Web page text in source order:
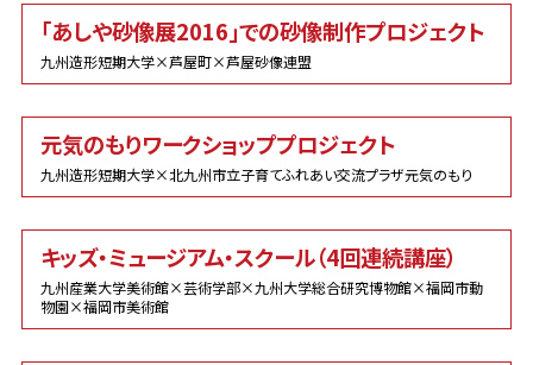
「あしや砂像展2016」での砂像制作プロジェクト
九州造形短期大学×芦屋町×芦屋砂像連盟
元気のもりワークショッププロジェクト
九州造形短期大学×北九州市立子育てふれあい交流プラザ元気のもり
キッズ・ミュージアム・スクール（4回連続講座）
九州産業大学美術館×芸術学部×九州大学総合研究博物館×福岡市動
物園×福岡市美術館